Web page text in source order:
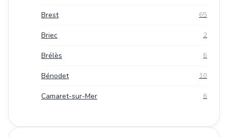
Brest 65
Briec 2
Brélès 6
Bénodet 10
Camaret-sur-Mer 6